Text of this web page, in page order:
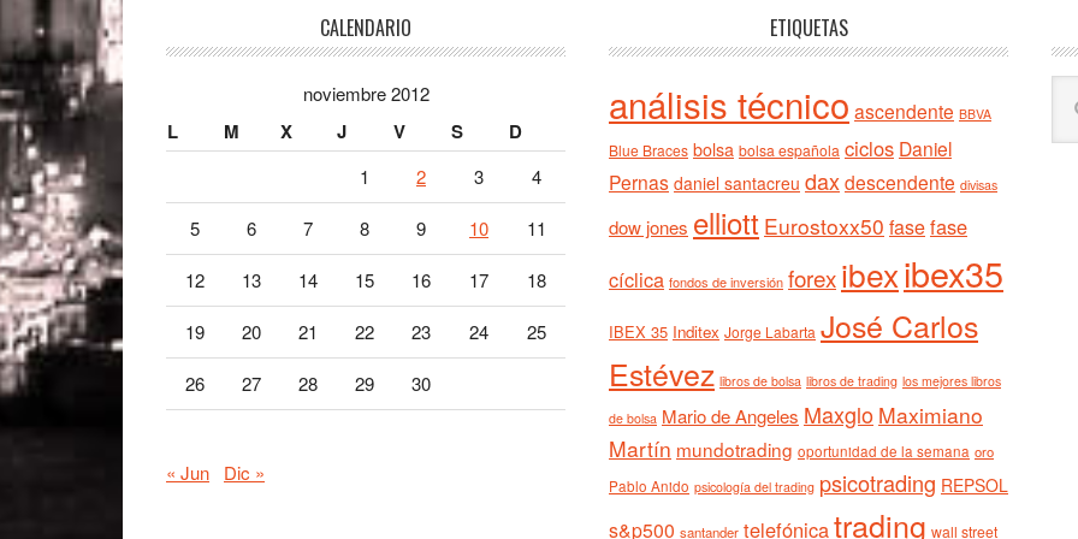
CALENDARIO
noviembre 2012
L M X J V S D
1 2 3 4
5 6 7 8 9 10 11
12 13 14 15 16 17 18
19 20 21 22 23 24 25
26 27 28 29 30
« Jun Dic »
ETIQUETAS
análisis técnico ascendente BBVA
Blue Braces bolsa bolsa española ciclos Daniel
Pernas daniel santacreu daxdescendente divisas
dow jones elliott Eurostoxx50 fasefase
cíclica fondos de inversión forexibexibex35
IBEX 35 Inditex Jorge Labarta José Carlos
Estévez libros de bolsa libros de trading los mejores libros
de bolsa Mario de Angeles Maxglo Maximiano
Martín mundotrading oportunidad de la semana oro
Pablo Anido psicología del trading psicotrading REPSOL
s&p500 santander telefónicatrading wall street